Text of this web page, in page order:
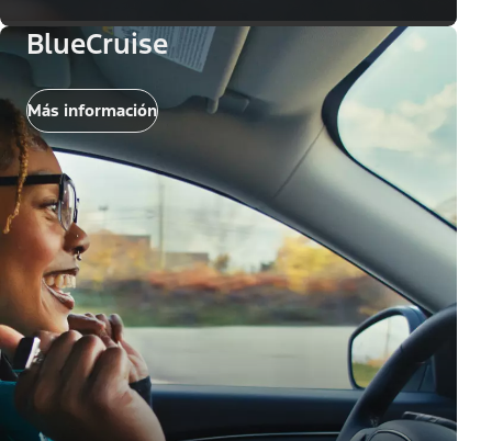
BlueCruise
Más información